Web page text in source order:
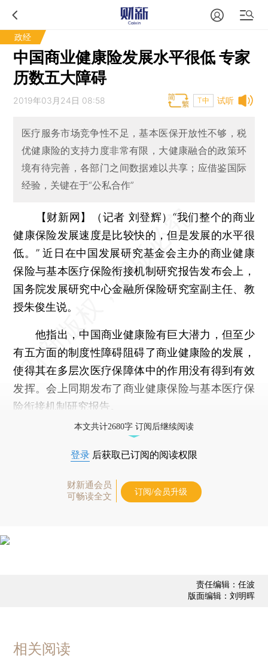
政经
中国商业健康险发展水平很低 专家
历数五大障碍
试听
2019年03月24日 08:58 T中
医疗服务市场竞争性不足，基本医保开放性不够，税
优健康险的支持力度非常有限，大健康融合的政策环
境有待完善，各部门之间数据难以共享；应借鉴国际
经验，关键在于“公私合作”
【财新网】（记者 刘登辉）“我们整个的商业
健康保险发展速度是比较快的，但是发展的水平很
低。” 近日在中国发展研究基金会主办的商业健康
保险与基本医疗保险衔接机制研究报告发布会上，
国务院发展研究中心金融所保险研究室副主任、教
授朱俊生说。
他指出，中国商业健康险有巨大潜力，但至少
有五方面的制度性障碍阻碍了商业健康险的发展，
使得其在多层次医疗保障体中的作用没有得到有效
发挥。会上同期发布了商业健康保险与基本医疗保
险衔接机制研究报告。
本文共计2680字 订阅后继续阅读
登录 后获取已订阅的阅读权限
财新通会员
可畅读全文
订阅/会员升级
责任编辑：任波
版面编辑：刘明晖
相关阅读